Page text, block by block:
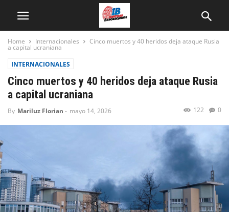
Home Internacionales Cinco muertos y 40 heridos deja ataque Rusia
a capital ucraniana
INTERNACIONALES
Cinco muertos y 40 heridos deja ataque Rusia
a capital ucraniana
By Mariluz Florian - mayo 14, 2026 0
122